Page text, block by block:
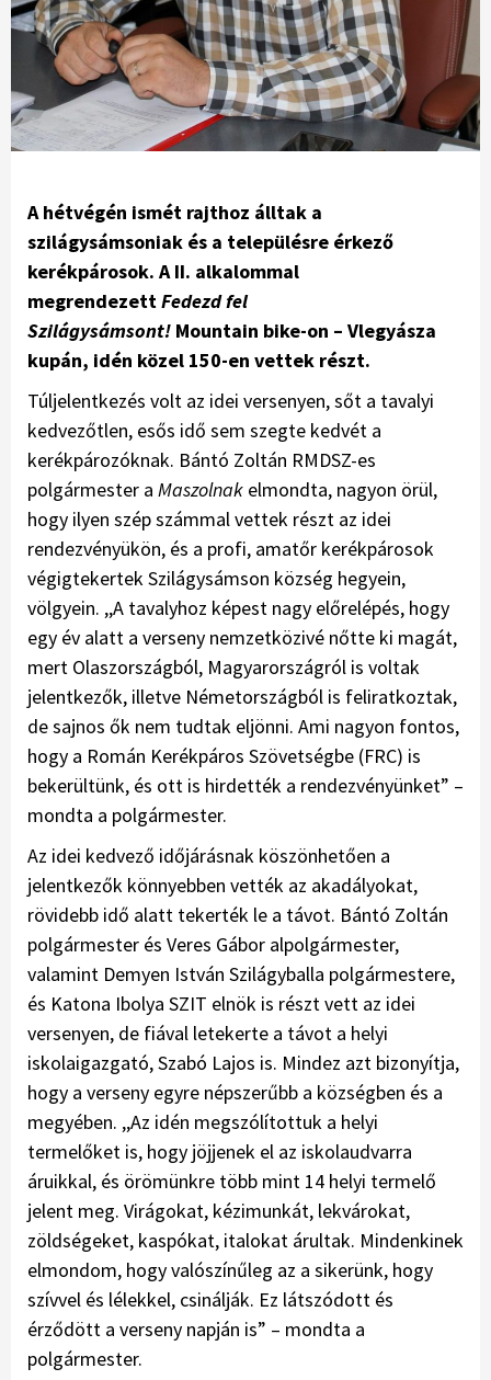
A hétvégén ismét rajthoz álltak a
szilágysámsoniak és a településre érkező
kerékpárosok. A II. alkalommal
megrendezettFedezd fel
Szilágysámsont! Mountain bike-on – Vlegyásza
kupán, idén közel 150-en vettek részt.
Túljelentkezés volt az idei versenyen, sőt a tavalyi
kedvezőtlen, esős idő sem szegte kedvét a
kerékpározóknak. Bántó Zoltán RMDSZ-es
polgármester a Maszolnak elmondta, nagyon örül,
hogy ilyen szép számmal vettek részt az idei
rendezvényükön, és a profi, amatőr kerékpárosok
végigtekertek Szilágysámson község hegyein,
völgyein. ,,A tavalyhoz képest nagy előrelépés, hogy
egy év alatt a verseny nemzetközivé nőtte ki magát,
mert Olaszországból, Magyarországról is voltak
jelentkezők, illetve Németországból is feliratkoztak,
de sajnos ők nem tudtak eljönni. Ami nagyon fontos,
hogy a Román Kerékpáros Szövetségbe (FRC) is
bekerültünk, és ott is hirdették a rendezvényünket” –
mondta a polgármester.
Az idei kedvező időjárásnak köszönhetően a
jelentkezők könnyebben vették az akadályokat,
rövidebb idő alatt tekerték le a távot. Bántó Zoltán
polgármester és Veres Gábor alpolgármester,
valamint Demyen István Szilágyballa polgármestere,
és Katona Ibolya SZIT elnök is részt vett az idei
versenyen, de fiával letekerte a távot a helyi
iskolaigazgató, Szabó Lajos is. Mindez azt bizonyítja,
hogy a verseny egyre népszerűbb a községben és a
megyében. ,,Az idén megszólítottuk a helyi
termelőket is, hogy jöjjenek el az iskolaudvarra
áruikkal, és örömünkre több mint 14 helyi termelő
jelent meg. Virágokat, kézimunkát, lekvárokat,
zöldségeket, kaspókat, italokat árultak. Mindenkinek
elmondom, hogy valószínűleg az a sikerünk, hogy
szívvel és lélekkel, csinálják. Ez látszódott és
érződött a verseny napján is” – mondta a
polgármester.